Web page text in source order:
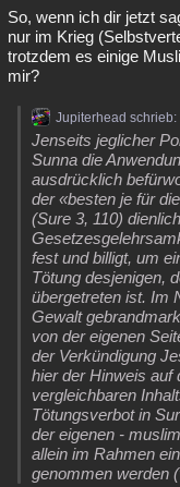
So, wenn ich dir jetzt
nur im Krieg
trotzdem es einige
mir?
Jupiterhead schrieb:
Jenseits jeglicher
Sunna die
ausdrücklich
der «besten je für
(Sure 3, 110)
fest und billigt, um
Tötung desjenigen,
übergetreten ist. Im
Gewalt
von der eigenen
der Verkündigung
hier der Hinweis auf
vergleichbaren
Tötungsverbot in
der eigenen -
allein im Rahmen
genommen werden